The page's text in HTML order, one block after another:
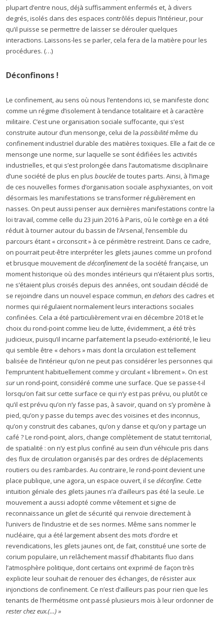
plupart d’entre nous, déjà suffisamment enfermés et, à divers
degrés, isolés dans des espaces contrôlés depuis l’Intérieur, pour
qu’il puisse se permettre de laisser se dérouler quelques
interactions. Laissons-les se parler, cela fera de la matière pour les
procédures. (…)
Déconfinons !
Le confinement, au sens où nous l’entendons ici, se manifeste donc
comme un régime d’isolement à tendance totalitaire et à caractère
militaire. C’est une organisation sociale suffocante, qui s’est
construite autour d’un mensonge, celui de la possibilitémême du
confinement industriel durable des matières toxiques. Elle a fait de ce
mensonge une norme, sur laquelle se sont édifiées les activités
industrielles, et qui s’est prolongée dans l’automatisme disciplinaire
d’une société de plus en plus bouclée de toutes parts. Ainsi, à l’image
de ces nouvelles formes d’organisation sociale asphyxiantes, on voit
désormais les manifestations se transformer régulièrement en
nasses. On peut aussi penser aux dernières manifestations contre la
loi travail, comme celle du 23 juin 2016 à Paris, où le cortège en a été
réduit à tourner autour du bassin de l’Arsenal, l’ensemble du
parcours étant « circonscrit » à ce périmètre restreint. Dans ce cadre,
on pourrait peut-être interpréter les gilets jaunes comme un profond
et brusque mouvement de déconfinementde la société française, un
moment historique où des mondes intérieurs qui n’étaient plus sortis,
ne s’étaient plus croisés depuis des années, ont soudain décidé de
se rejoindre dans un nouvel espace commun,en dehors des cadres et
normes qui régulaient normalement leurs interactions sociales
confinées. Cela a été particulièrement vrai en décembre 2018 et le
choix du rond-point comme lieu de lutte, évidemment, a été très
judicieux, puisqu’il incarne parfaitement la pseudo-extériorité, le lieu
qui semble être « dehors » mais dont la circulation est tellement
balisée de l’intérieur qu’on ne peut pas considérer les personnes qui
l’empruntent habituellement comme y circulant « librement ». On est
surun rond-point, considéré comme une surface. Que se passe-t-il
lorsqu’on fait sur cette surface ce qui n’y est pas prévu, ou plutôt ce
qu’il est prévu qu’on n’y fasse pas, à savoir, quand on s’y promène à
pied, qu’on y passe du temps avec des voisines et des inconnus,
qu’on y construit des cabanes, qu’on y danse et qu’on y partage un
café ? Le rond-point, alors, change complètement de statut territorial,
de spatialité : on n’y est plus confiné au sein d’un véhicule pris dans
des flux de circulation organisés par des ordres de déplacements
routiers ou des rambardes. Au contraire, le rond-point devient une
place publique, une agora, un espace ouvert, il se déconfine. Cette
intuition géniale des gilets jaunes n’a d’ailleurs pas été la seule. Le
mouvement a aussi adopté comme vêtement et signe de
reconnaissance un gilet de sécurité qui renvoie directement à
l’univers de l’industrie et de ses normes. Même sans nommer le
nucléaire, qui a été largement absent des mots d’ordre et
revendications, les gilets jaunes ont, de fait, constitué une sorte de
corium populaire, un relâchement massif d’habitants fluo dans
l’atmosphère politique, dont certains ont exprimé de façon très
explicite leur souhait de renouer des échanges, de résister aux
injonctions de confinement. Ce n’est d’ailleurs pas pour rien que les
tenants de l’hermétisme ont passé plusieurs mois à leur ordonner de
rester chez eux.(…) »